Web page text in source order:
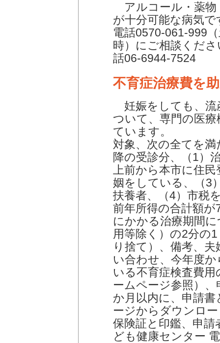
アルコール・薬物
が十分可能な病気
電話0570-061-999
時）にご相談くだ
話06-6944-7524
不育症治療費を
妊娠をしても、流
ついて、専門の医
ています。
対象、次の全てを
降の受診分、（1）
上前から本市に住
姻をしている、（3
扶養者、（4）市税
前年所得の合計額が
にかかる治療期間
用等除く）の2分の
り捨て）、備考、
い合わせ、今年度
いる不育症検査費
ームページ参照）
か月以内に、申請
ージからダウンロ
保険証と印鑑、申請
ども健康センター